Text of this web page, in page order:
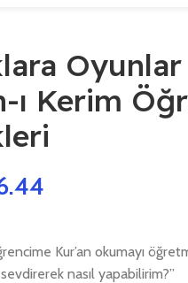
ı Kerim
Kur’an okumayı
nasıl yapabilirim?”